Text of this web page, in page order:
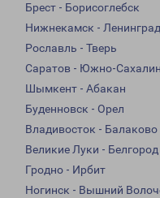
Брест - Борисоглебск
Нижнекамск -
Рославль - Тверь
Саратов - Южно-
Шымкент - Абакан
Буденновск - Орел
Владивосток - Балаково
Великие Луки - Белгород
Гродно - Ирбит
Ногинск - Вышний